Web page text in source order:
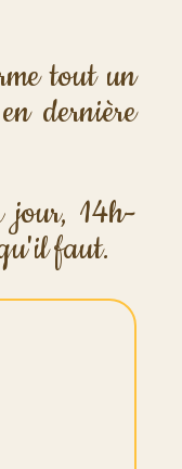
tout un
dernière
jour, 14h-
faut.